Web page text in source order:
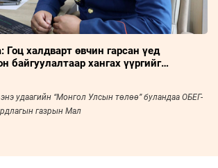
халдварт өвчин гарсан үед
байгуулалтаар хангах үүргийг
удаагийн “Монгол Улсын төлөө” буландаа ОБЕГ-
газрын Мал